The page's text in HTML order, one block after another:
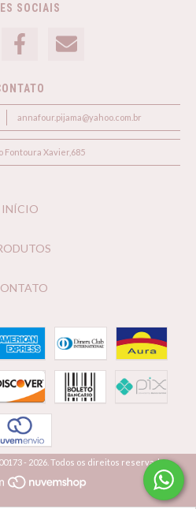
SOCIAIS
annafour.pijama@yahoo.com.br
Fontoura Xavier,685
INÍCIO
- 2026. Todos os direitos reservados.